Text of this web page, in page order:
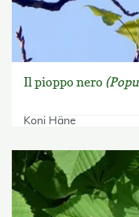
Il pioppo nero
Koni Häne